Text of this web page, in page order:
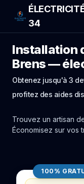
34
Installation
Brens —
Obtenez jusqu'à 3
profitez des aides
Trouvez un artisan
Économisez sur vos
100%